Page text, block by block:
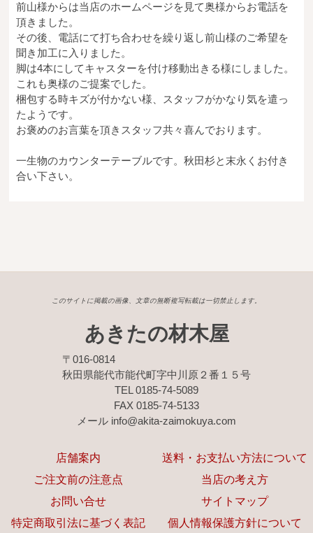
前山様からは当店のホームページを見て奥様からお電話を
頂きました。
その後、電話にて打ち合わせを繰り返し前山様のご希望を
聞き加工に入りました。
脚は4本にしてキャスターを付け移動出きる様にしました。
これも奥様のご提案でした。
梱包する時キズが付かない様、スタッフがかなり気を遣っ
たようです。
お褒めのお言葉を頂きスタッフ共々喜んでおります。
一生物のカウンターテーブルです。秋田杉と末永くお付き
合い下さい。
このサイトに掲載の画像、文章の無断複写転載は一切禁止します。
あきたの材木屋
〒016-0814
秋田県能代市能代町字中川原２番１５号
TEL 0185-74-5089
FAX 0185-74-5133
メール info@akita-zaimokuya.com
店舗案内
送料・お支払い方法について
ご注文前の注意点
当店の考え方
お問い合せ
サイトマップ
特定商取引法に基づく表記
個人情報保護方針について